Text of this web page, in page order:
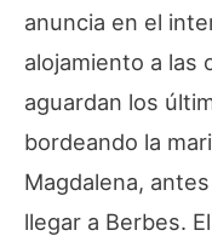
anuncia en el
alojamiento a las
aguardan los
bordeando la
Magdalena,
llegar a Berbes.